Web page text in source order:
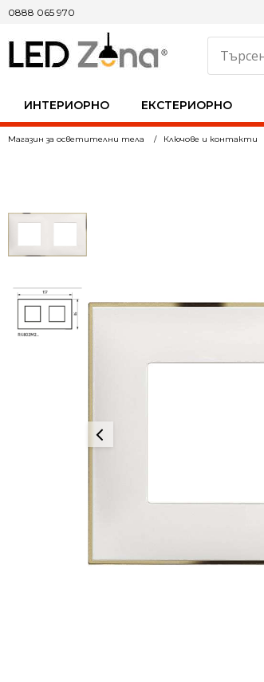
ИНТЕРИОРНО ЕКСТЕРИОРНО
0888 065 970
Магазин за осветителни тела Ключове и контакти